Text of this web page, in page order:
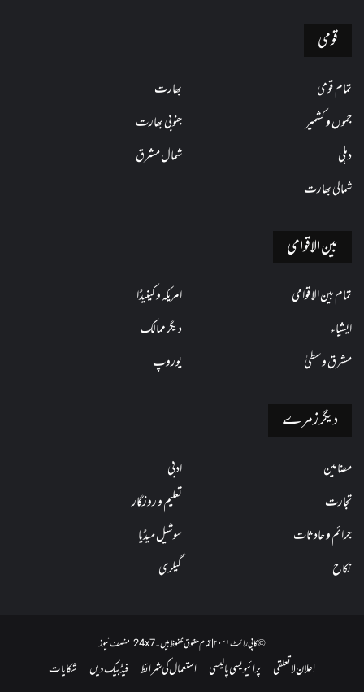
قومی
تمام قومی
بھارت
جموں و کشمیر
جنوبی بھارت
دہلی
شمال مشرق
شمالی بھارت
بین الاقوامی
تمام بین الاقوامی
امریکہ و کینیڈا
ایشیاء
دیگر ممالک
مشرق وسطیٰ
یوروپ
دیگر زمرے
مضامین
ادبی
تجارت
تعلیم و روزگار
جرائم و حادثات
سوشیل میڈیا
نکاح
گیلری
© کاپی رائٹ ۲۰۲۱ | تمام حقوق محفوظ ہیں۔ 24x7 منصف نیوز
اعلان لاتعلقی پرائیویسی پالیسی استعمال کی شرائط فیڈبیک دیں شکایات